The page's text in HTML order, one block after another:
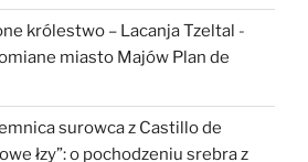
królestwo – Lacanja Tzeltal -
miasto Majów Plan de
surowca z Castillo de
łzy”: o pochodzeniu srebra z